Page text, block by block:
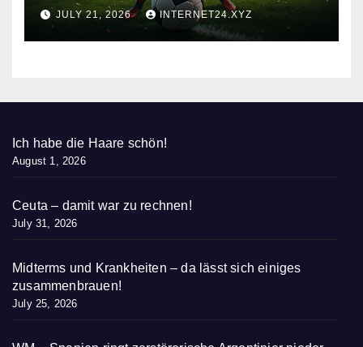
nieder
JULY 21, 2026 INTERNET24.XYZ
Ich habe die Haare schön!
August 1, 2026
Ceuta – damit war zu rechnen!
July 31, 2026
Midterms und Krankheiten – da lässt sich einiges
zusammenbrauen!
July 25, 2026